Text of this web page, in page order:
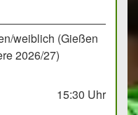
weiblich (Gießen
2026/27)
15:30 Uhr